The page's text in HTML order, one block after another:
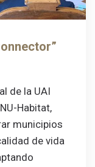
de la UAI
Habitat,
municipios
de vida